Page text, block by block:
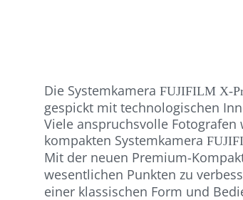
Die SystemkameraFUJIFILM X-
gespickt mit technologischen
Viele anspruchsvolle
kompakten Systemkamera
Mit der neuen Premium-
wesentlichen Punkten zu
einer klassischen Form und